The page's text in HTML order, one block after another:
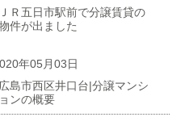
ＪＲ五日市駅前で分譲賃貸の
件が出ました
年05月03日
広島市西区井口台|分譲マンシ
ョンの概要